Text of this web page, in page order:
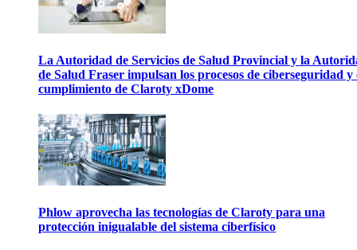
La Autoridad de Servicios de Salud Provincial y la
de Salud Fraser impulsan los procesos de ciberseguridad y
cumplimiento de Claroty xDome
Phlow aprovecha las tecnologías de Claroty para una
protección inigualable del sistema ciberfísico